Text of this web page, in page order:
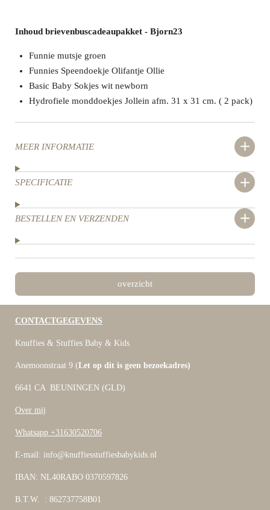
Inhoud brievenbuscadeaupakket - Bjorn23
Funnie mutsje groen
Funnies Speendoekje Olifantje Ollie
Basic Baby Sokjes wit newborn
Hydrofiele monddoekjes Jollein afm. 31 x 31 cm. ( 2 pack)
MEER INFORMATIE
SPECIFICATIE
BESTELLEN EN VERZENDEN
overzicht
CONTACTGEGEVENS
Knuffies & Stuffies Baby & Kids
Anemoonstraat 9 (Let op dit is geen bezoekadres)
6641 CA BEUNINGEN (GLD)
Over mij
Whatsapp +31630520706
E-mail: info@knuffiesstuffiesbabykids.nl
IBAN: NL40RABO 0370597826
B.T.W. : 862737758B01